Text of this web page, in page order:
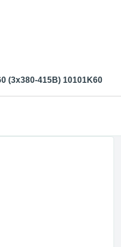
(3x380-415В) 10101K60